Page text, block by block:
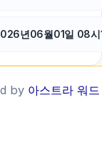
년06월01일 08시
by 아스트라 워드